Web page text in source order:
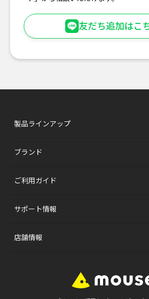
友だち追加はこ
製品ラインアップ
ブランド
ご利用ガイド
サポート情報
店舗情報